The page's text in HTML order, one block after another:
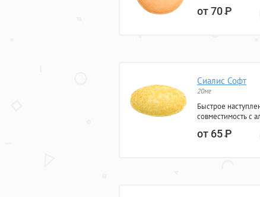
от 70Р
Сиалис Софт
20мг
Быстрое
совместимость с
от 65Р